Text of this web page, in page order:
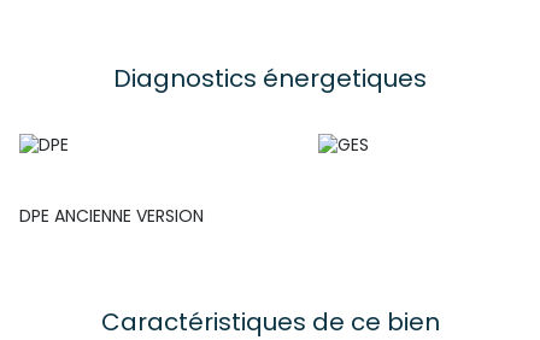
Diagnostics énergetiques
DPE ANCIENNE VERSION
Caractéristiques de ce bien